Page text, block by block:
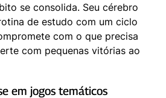
se consolida. Seu cérebro
de estudo com um ciclo
com o que precisa
com pequenas vitórias ao
em jogos temáticos